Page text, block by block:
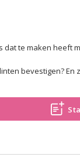
dat te maken
bevestigen?